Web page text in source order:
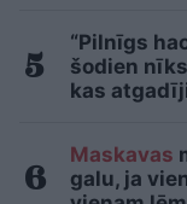
“Pilnīgs
šodien
kas
Maskavas
galu, ja